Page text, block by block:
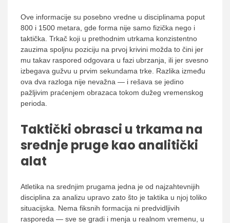
Ove informacije su posebno vredne u disciplinama poput
800 i 1500 metara, gde forma nije samo fizička nego i
taktička. Trkač koji u prethodnim utrkama konzistentno
zauzima spoljnu poziciju na prvoj krivini možda to čini jer
mu takav raspored odgovara u fazi ubrzanja, ili jer svesno
izbegava gužvu u prvim sekundama trke. Razlika između
ova dva razloga nije nevažna — i rešava se jedino
pažljivim praćenjem obrazaca tokom dužeg vremenskog
perioda.
Taktički obrasci u trkama na
srednje pruge kao analitički
alat
Atletika na srednjim prugama jedna je od najzahtevnijih
disciplina za analizu upravo zato što je taktika u njoj toliko
situacijska. Nema fiksnih formacija ni predvidljivih
rasporeda — sve se gradi i menja u realnom vremenu, u